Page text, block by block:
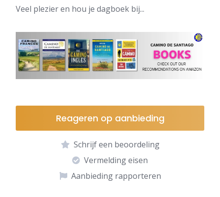
Veel plezier en hou je dagboek bij...
Reageren op aanbieding
Schrijf een beoordeling
Vermelding eisen
Aanbieding rapporteren